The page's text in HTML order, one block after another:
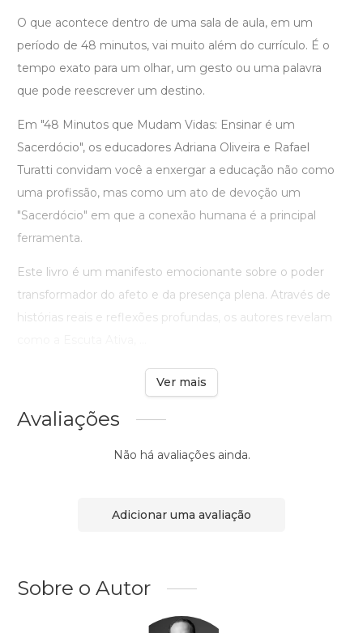
O que acontece dentro de uma sala de aula, em um
período de 48 minutos, vai muito além do currículo. É o
tempo exato para um olhar, um gesto ou uma palavra
que pode reescrever um destino.
Em "48 Minutos que Mudam Vidas: Ensinar é um
Sacerdócio", os educadores Adriana Oliveira e Rafael
Turatti convidam você a enxergar a educação não como
uma profissão, mas como um ato de devoção um
"Sacerdócio" em que a conexão humana é a principal
ferramenta.
Este livro é um manifesto emocionante sobre o poder
transformador do afeto e da presença plena. Através de
histórias reais e reflexões profundas, os autores revelam
Ver mais
Avaliações
Não há avaliações ainda.
Adicionar uma avaliação
Sobre o Autor